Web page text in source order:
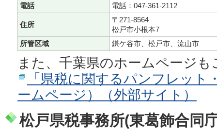
電話
電話：047-361-2112
住所
〒271‐8564
松戸市小根本7
所管区域
鎌ケ谷市、松戸市、流山市
また、千葉県のホームページ
「県税に関するパンフレット
ームページ）（外部サイト）
松戸県税事務所(東葛飾合同